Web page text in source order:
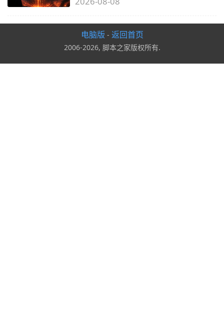
电脑版 - 返回首页
2006-2026, 脚本之家版权所有.